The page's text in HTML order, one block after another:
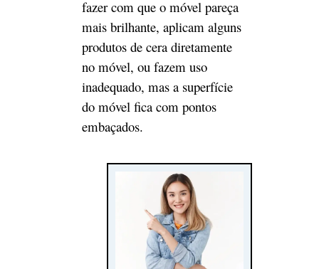
Deseja
colaborar com
um fabricante e
fornecedor de
móveis de luxo
e
personalizados?
luxo e personalizados
de qualidade com
custos competitivos
para você, além de
oferecer suporte
técnico e serviços